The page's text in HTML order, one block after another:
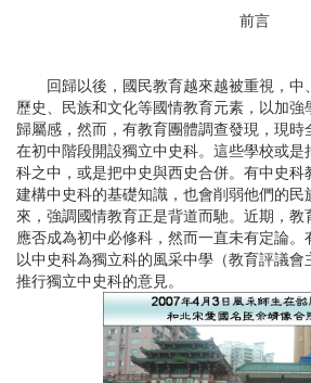
前言
回歸以後，國民教育越來越被重視，中
歷史、民族和文化等國情教育元素，以加
歸屬感，然而，有教育團體調查發現，現
在初中階段開設獨立中史科。這些學校或
科之中，或是把中史與西史合併。有中史
建構中史科的基礎知識，也會削弱他們的民
來，強調國情教育正是背道而馳。近期，
應否成為初中必修科，然而一直未有定論
以中史科為獨立科的風采中學（教育評議
推行獨立中史科的意見。